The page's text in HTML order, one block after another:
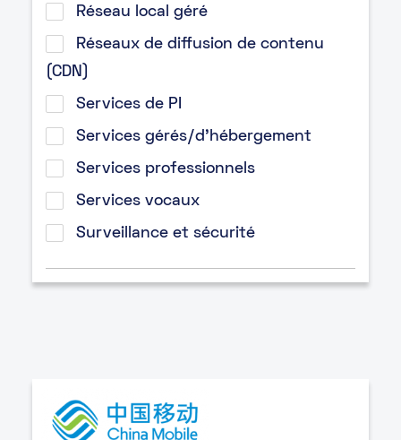
Réseau local géré
Réseaux de diffusion de contenu
(CDN)
Services de PI
Services gérés/d’hébergement
Services professionnels
Services vocaux
Surveillance et sécurité